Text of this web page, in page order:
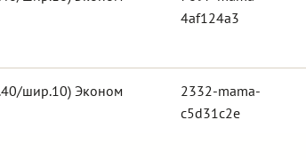
4af124a3
шир.10) Эконом
2332-mama-
c5d31c2e